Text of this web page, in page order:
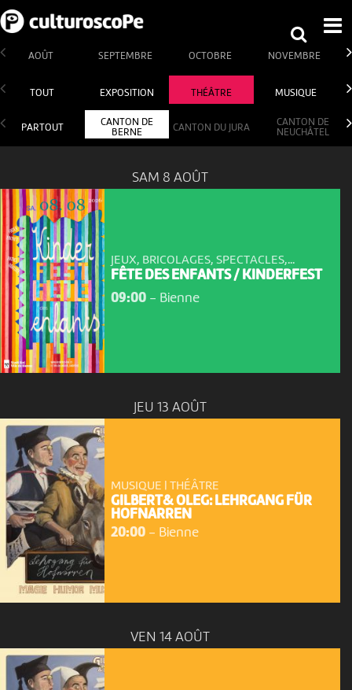
AOÛT SEPTEMBRE OCTOBRE NOVEMBRE
TOUT EXPOSITION THÉÂTRE MUSIQUE
PARTOUT
CANTON DE
BERNE
CANTON DU JURA
CANTON DE
NEUCHÂTEL
SAM 8 AOÛT
JEUX, BRICOLAGES, SPECTACLES,...
FÊTE DES ENFANTS / KINDERFEST
09:00- Bienne
JEU 13 AOÛT
MUSIQUE | THÉÂTRE
GILBERT& OLEG: LEHRGANG FÜR
HOFNARREN
20:00- Bienne
VEN 14 AOÛT